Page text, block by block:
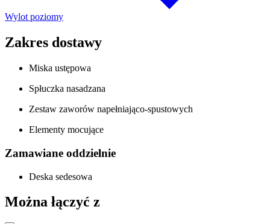
Wylot poziomy
Zakres dostawy
Miska ustępowa
Spłuczka nasadzana
Zestaw zaworów napełniająco-spustowych
Elementy mocujące
Zamawiane oddzielnie
Deska sedesowa
Można łączyć z